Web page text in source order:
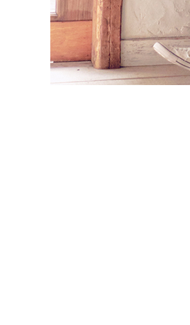
キルトロングコート
￥7,990（税込￥8,789）
この画像の全ての商品はこ